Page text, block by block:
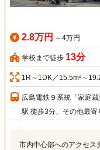
2.8万円 ～4万円
学校まで徒歩 13分
1R～1DK／15.5m²～
広島電鉄９系統「家庭
駅 徒歩3分、その他最寄
市内中心部へのアクセス